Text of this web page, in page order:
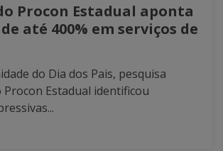
Procon Estadual aponta
até 400% em serviços de
do Dia dos Pais, pesquisa
Procon Estadual identificou